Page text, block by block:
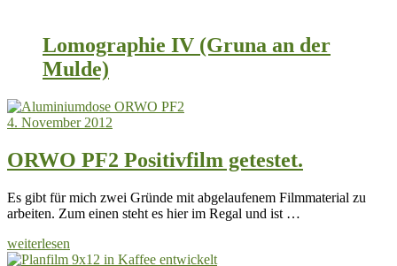
Lomographie IV (Gruna an der
Mulde)
4. November 2012
ORWO PF2 Positivfilm getestet.
Es gibt für mich zwei Gründe mit abgelaufenem Filmmaterial zu
arbeiten. Zum einen steht es hier im Regal und ist …
weiterlesen